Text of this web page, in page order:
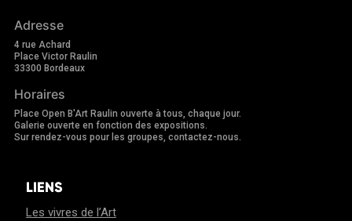
Adresse
4 rue Achard
Place Victor Raulin
33300 Bordeaux
Horaires
Place Open B'Art Raulin ouverte à tous, chaque jour.
Galerie ouverte en fonction des expositions.
Sur rendez-vous pour les groupes, contactez-nous.
LIENS
Les vivres de l’Art